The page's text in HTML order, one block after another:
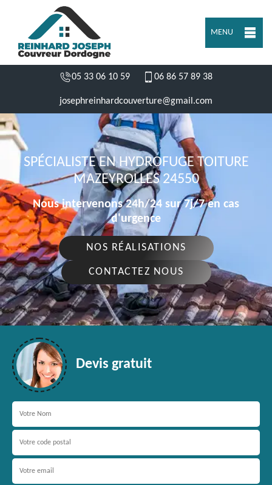
MENU
05 33 06 10 59 06 86 57 89 38
josephreinhardcouverture@gmail.com
SPÉCIALISTE EN HYDROFUGE TOITURE
MAZEYROLLES 24550
Nous intervenons 24h/24 sur 7j/7 en cas
d'urgence
NOS RÉALISATIONS
CONTACTEZ NOUS
Devis gratuit